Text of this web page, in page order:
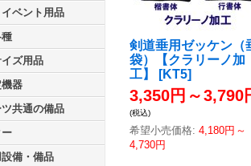
ベント用品
ズ用品
器
共通の備品
備・備品
剣道垂用ゼッケン（
袋）【クラリーノ加
工】
[KT5]
3,350円 ～3,790
(税込)
希望小売価格: 4,180円 ～
4,730円